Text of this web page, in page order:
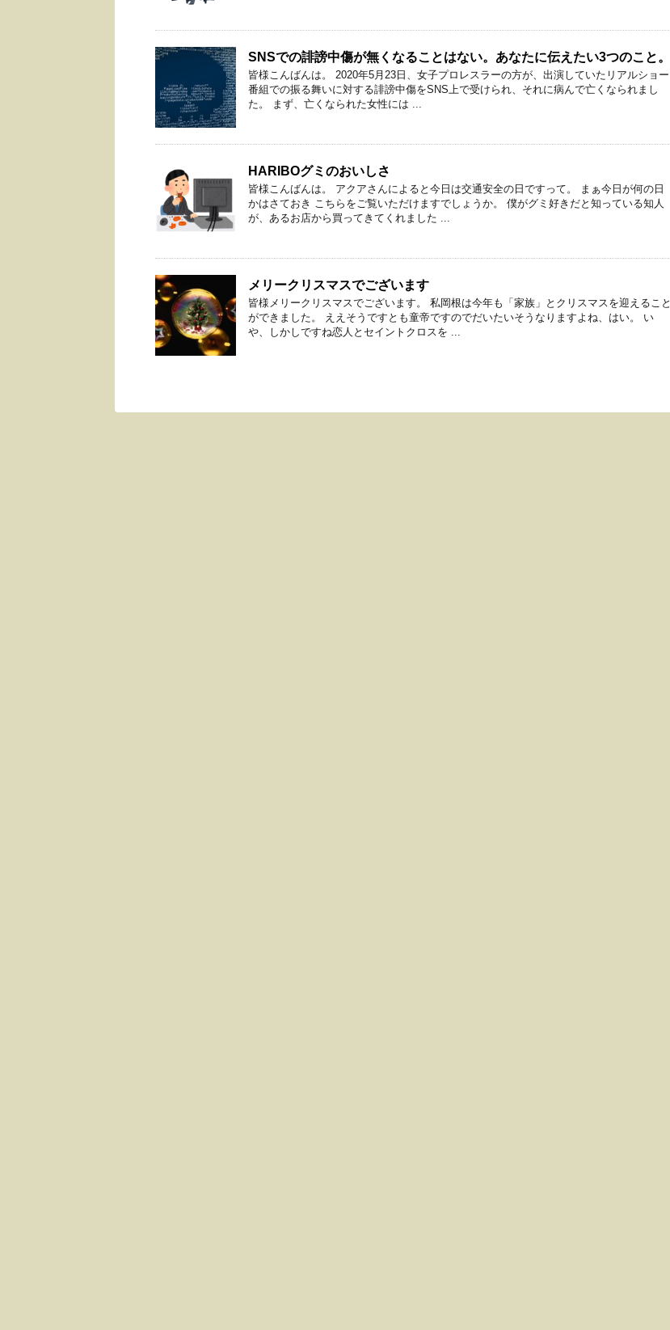
SNSでの誹謗中傷が無くなることはない。あなたに伝えたい3つのこと。
皆様こんばんは。 2020年5月23日、女子プロレスラーの方が、出演していたリアルショー
番組での振る舞いに対する誹謗中傷をSNS上で受けられ、それに病んで亡くなられまし
た。 まず、亡くなられた女性には ...
HARIBOグミのおいしさ
皆様こんばんは。 アクアさんによると今日は交通安全の日ですって。 まぁ今日が何の日
かはさておき こちらをご覧いただけますでしょうか。 僕がグミ好きだと知っている知人
が、あるお店から買ってきてくれました ...
メリークリスマスでございます
皆様メリークリスマスでございます。 私岡根は今年も「家族」とクリスマスを迎えること
ができました。 ええそうですとも童帝ですのでだいたいそうなりますよね、はい。 い
や、しかしですね恋人とセイントクロスを ...